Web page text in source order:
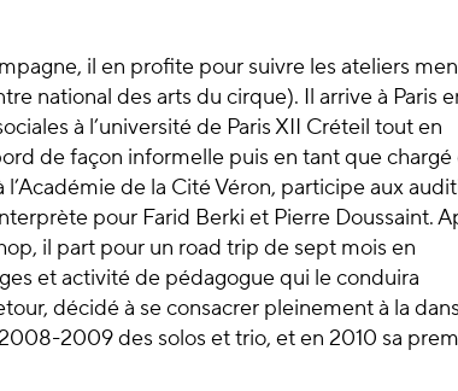
il en profite pour suivre les ateliers
national des arts du cirque). Il arrive à Paris
à l’université de Paris XII Créteil tout en
de façon informelle puis en tant que chargé
de la Cité Véron, participe aux
pour Farid Berki et Pierre Doussaint.
il part pour un road trip de sept mois en
et activité de pédagogue qui le conduira
décidé à se consacrer pleinement à la
2009 des solos et trio, et en 2010 sa